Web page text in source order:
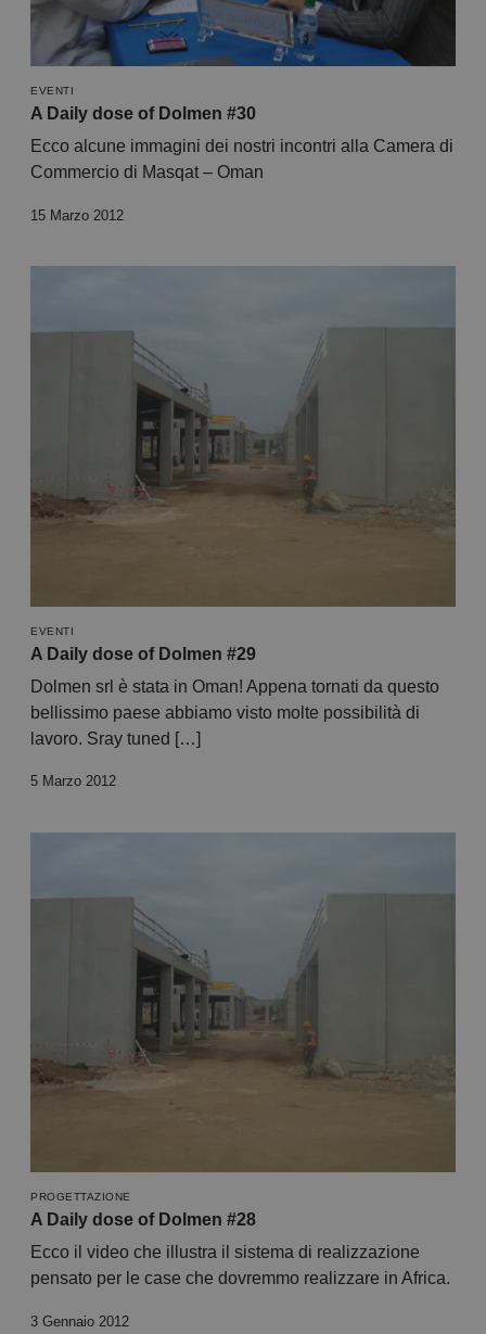
EVENTI
A Daily dose of Dolmen #30
Ecco alcune immagini dei nostri incontri alla Camera di
Commercio di Masqat – Oman
15 Marzo 2012
EVENTI
A Daily dose of Dolmen #29
Dolmen srl è stata in Oman! Appena tornati da questo
bellissimo paese abbiamo visto molte possibilità di
lavoro. Sray tuned […]
5 Marzo 2012
PROGETTAZIONE
A Daily dose of Dolmen #28
Ecco il video che illustra il sistema di realizzazione
pensato per le case che dovremmo realizzare in Africa.
3 Gennaio 2012